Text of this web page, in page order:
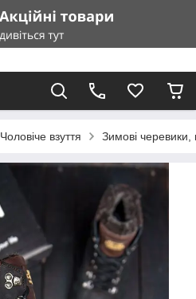
Чоловіче взуття Зимові черевики,